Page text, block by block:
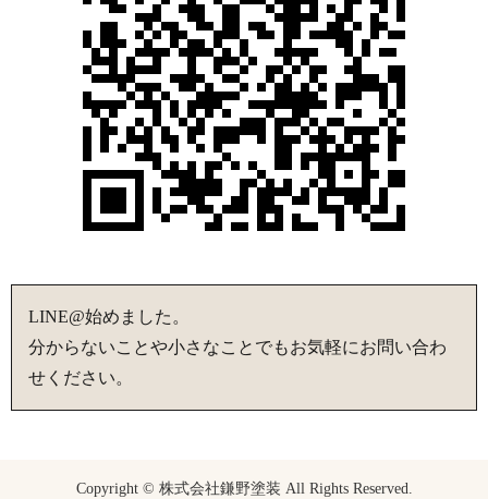
LINE@始めました。
分からないことや小さなことでもお気軽にお問い合わ
せください。
Copyright © 株式会社鎌野塗装 All Rights Reserved.